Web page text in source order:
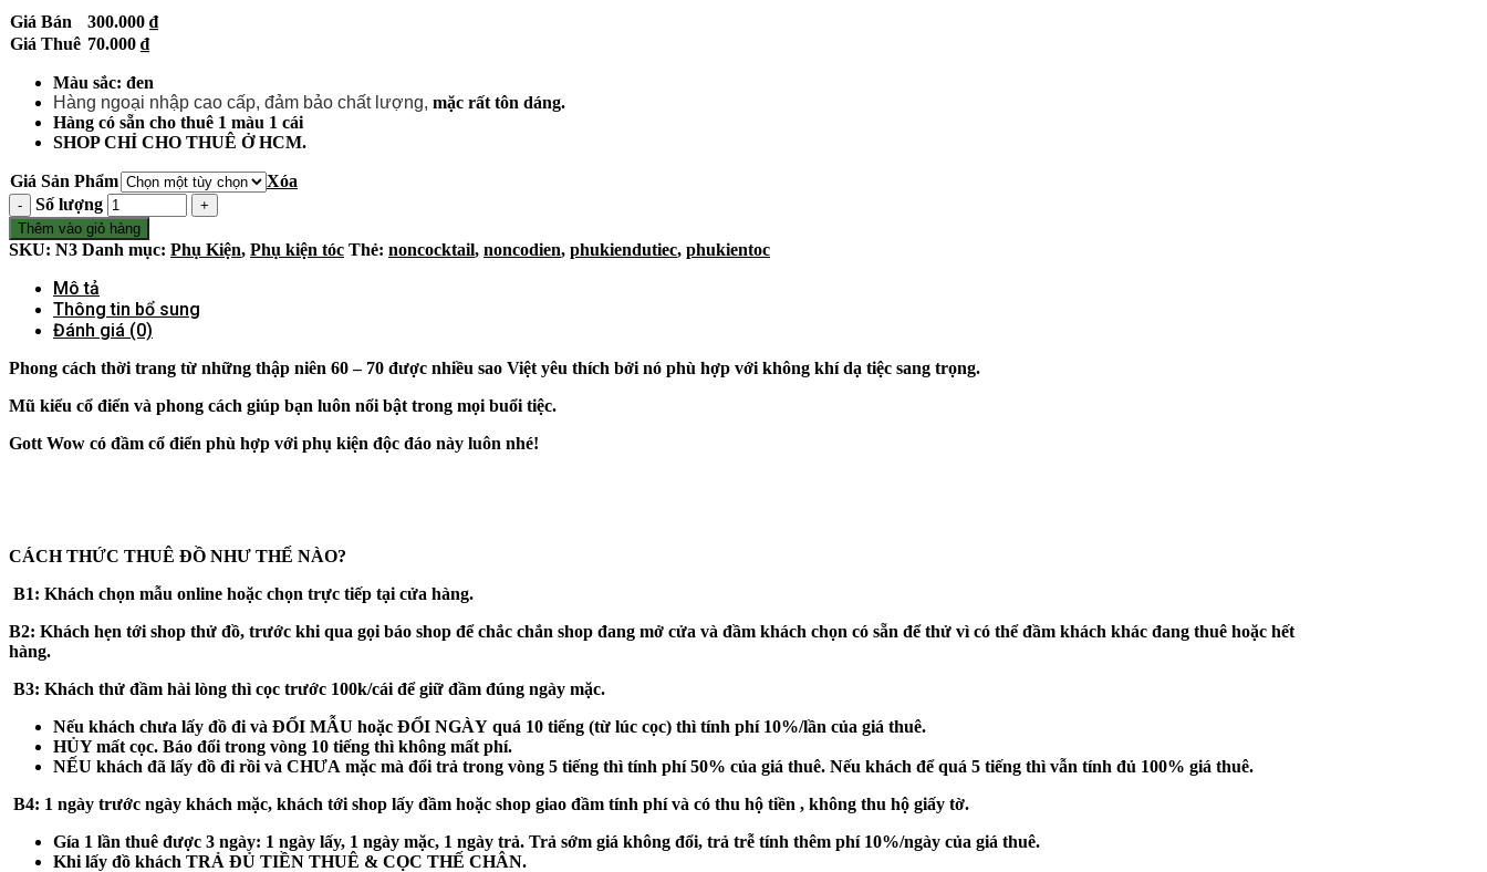
Giá Bán 300.000 ₫
Giá Thuê 70.000 ₫
Màu sắc: đen
Hàng ngoại nhập cao cấp, đảm bảo chất lượng, mặc rất tôn dáng.
Hàng có sẵn cho thuê 1 màu 1 cái
SHOP CHỈ CHO THUÊ Ở HCM.
Giá Sản Phẩm
Xóa
Số lượng
Thêm vào giỏ hàng
SKU: N3 Danh mục: Phụ Kiện, Phụ kiện tóc Thẻ: noncocktail, noncodien, phukiendutiec, phukientoc
Mô tả
Thông tin bổ sung
Đánh giá (0)
Phong cách thời trang từ những thập niên 60 – 70 được nhiều sao Việt yêu thích bởi nó phù hợp với không khí dạ tiệc sang trọng.
Mũ kiểu cổ điển và phong cách giúp bạn luôn nổi bật trong mọi buổi tiệc.
Gott Wow có đầm cổ điển phù hợp với phụ kiện độc đáo này luôn nhé!
CÁCH THỨC THUÊ ĐỒ NHƯ THẾ NÀO?
B1: Khách chọn mẫu online hoặc chọn trực tiếp tại cửa hàng.
B2: Khách hẹn tới shop thử đồ, trước khi qua gọi báo shop để chắc chắn shop đang mở cửa và đầm khách chọn có sẵn để thử vì có thể đầm khách khác đang thuê hoặc hết
hàng.
B3: Khách thử đầm hài lòng thì cọc trước 100k/cái để giữ đầm đúng ngày mặc.
Nếu khách chưa lấy đồ đi và ĐỔI MẪU hoặc ĐỔI NGÀY quá 10 tiếng (từ lúc cọc) thì tính phí 10%/lần của giá thuê.
HỦY mất cọc. Báo đổi trong vòng 10 tiếng thì không mất phí.
NẾU khách đã lấy đồ đi rồi và CHƯA mặc mà đổi trả trong vòng 5 tiếng thì tính phí 50% của giá thuê. Nếu khách đểquá 5 tiếng thì vẫn tính đủ 100% giá thuê.
B4: 1 ngày trước ngày khách mặc, khách tới shop lấy đầm hoặc shop giao đầm tính phí và có thu hộ tiền , không thu hộ giấy tờ.
Gía 1 lần thuê được 3 ngày: 1 ngày lấy, 1 ngày mặc, 1 ngày trả. Trả sớm giá không đổi, trả trễ tính thêm phí 10%/ngày của giá thuê.
Khi lấy đồ khách TRẢ ĐỦ TIỀN THUÊ & CỌC THẾ CHÂN.